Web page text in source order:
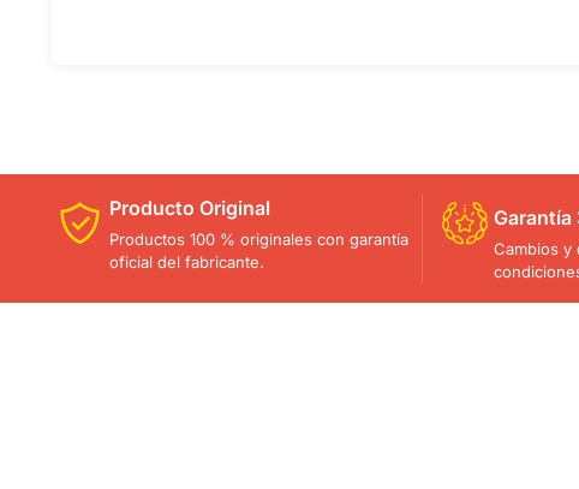
Producto Original
Productos 100 % originales con garantía
oficial del fabricante.
Garantía
Cambios y